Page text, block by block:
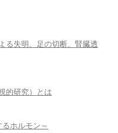
る失明、足の切断、腎臓透
的研究）とは
ホルモン～